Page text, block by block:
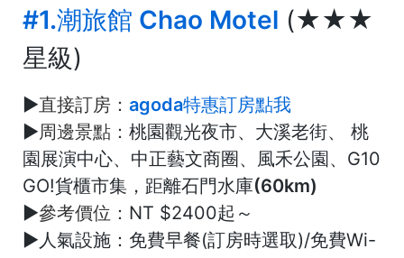
#1.潮旅館 Chao Motel (★★★
星級)
►直接訂房： agoda特惠訂房點我
►周邊景點： 桃園觀光夜市、大溪老街、 桃
園展演中心、中正藝文商圈、風禾公園、G10
GO!貨櫃市集， 距離石門水庫(60km)
►參考價位： NT $2400起～
► 人氣設施： 免費早餐(訂房時選取)/免費Wi-